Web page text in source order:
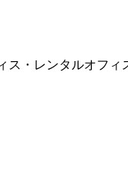
・レンタルオフ